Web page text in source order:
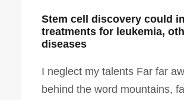
Stem cell discovery could
treatments for leukemia,
diseases
I neglect my talents Far far
behind the word mountains,